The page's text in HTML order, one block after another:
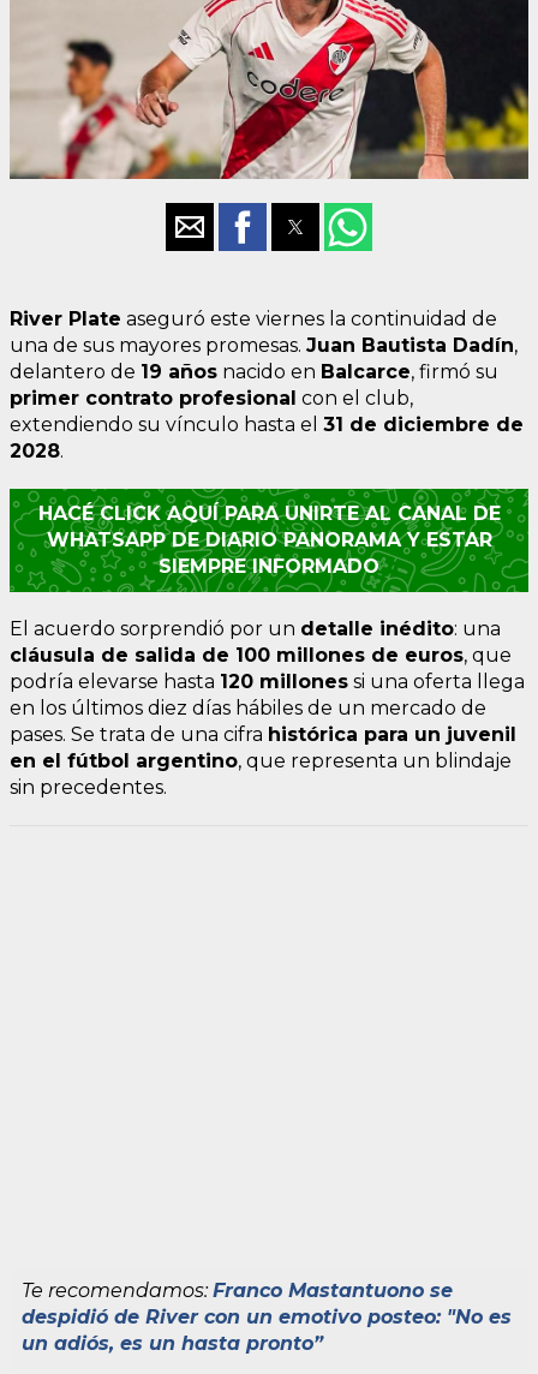
River Plate aseguró este viernes la continuidad de
una de sus mayores promesas. Juan Bautista Dadín,
delantero de 19 años nacido en Balcarce, firmó su
primer contrato profesional con el club,
extendiendo su vínculo hasta el 31 de diciembre de
2028.
HACÉ CLICK AQUÍ PARA UNIRTE AL CANAL DE
WHATSAPP DE DIARIO PANORAMA Y ESTAR
SIEMPRE INFORMADO
El acuerdo sorprendió por un detalle inédito: una
cláusula de salida de 100 millones de euros, que
podría elevarse hasta 120 millones si una oferta llega
en los últimos diez días hábiles de un mercado de
pases. Se trata de una cifra histórica para un juvenil
en el fútbol argentino, que representa un blindaje
sin precedentes.
Te recomendamos:Franco Mastantuono se
despidió de River con un emotivo posteo: "No es
un adiós, es un hasta pronto”